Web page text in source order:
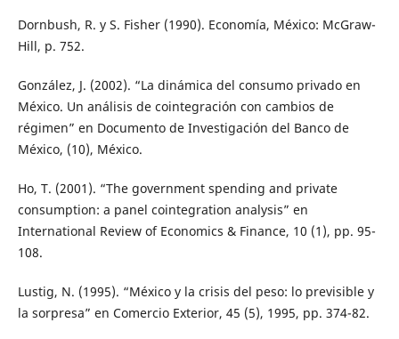
Dornbush, R. y S. Fisher (1990). Economía, México: McGraw-
Hill, p. 752.
González, J. (2002). “La dinámica del consumo privado en
México. Un análisis de cointegración con cambios de
régimen” en Documento de Investigación del Banco de
México, (10), México.
Ho, T. (2001). “The government spending and private
consumption: a panel cointegration analysis” en
International Review of Economics & Finance, 10 (1), pp. 95-
108.
Lustig, N. (1995). “México y la crisis del peso: lo previsible y
la sorpresa” en Comercio Exterior, 45 (5), 1995, pp. 374-82.